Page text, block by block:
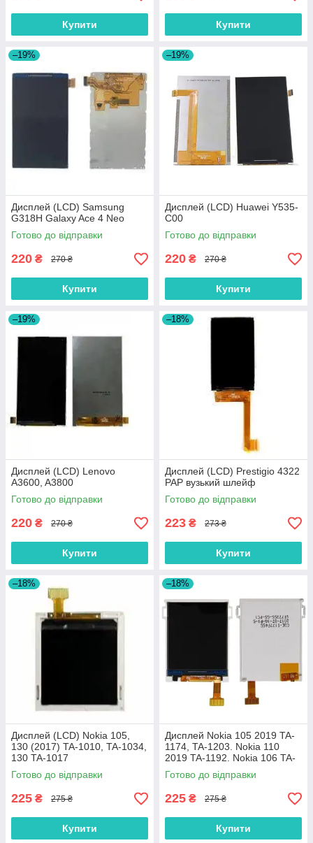
Купити Купити
–19%
Дисплей (LCD) Samsung
G318H Galaxy Ace 4 Neo
Готово до відправки
220 ₴ 270 ₴
Купити
–19%
Дисплей (LCD) Huawei Y535-
C00
Готово до відправки
220 ₴ 270 ₴
Купити
–19%
Дисплей (LCD) Lenovo
A3600, A3800
Готово до відправки
220 ₴ 270 ₴
Купити
–18%
Дисплей (LCD) Prestigio 4322
PAP вузький шлейф
Готово до відправки
223 ₴ 273 ₴
Купити
–18%
Дисплей (LCD) Nokia 105,
130 (2017) TA-1010, TA-1034,
130 TA-1017
Готово до відправки
225 ₴ 275 ₴
Купити
–18%
Дисплей Nokia 105 2019 TA-
1174, TA-1203. Nokia 110
2019 TA-1192. Nokia 106 TA-
1114
Готово до відправки
225 ₴ 275 ₴
Купити